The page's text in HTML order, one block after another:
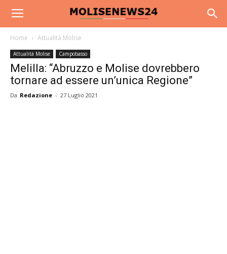
Home Attualità Molise
Attualità Molise Campobasso
Melilla: “Abruzzo e Molise dovrebbero
tornare ad essere un’unica Regione”
Da Redazione - 27 Luglio 2021